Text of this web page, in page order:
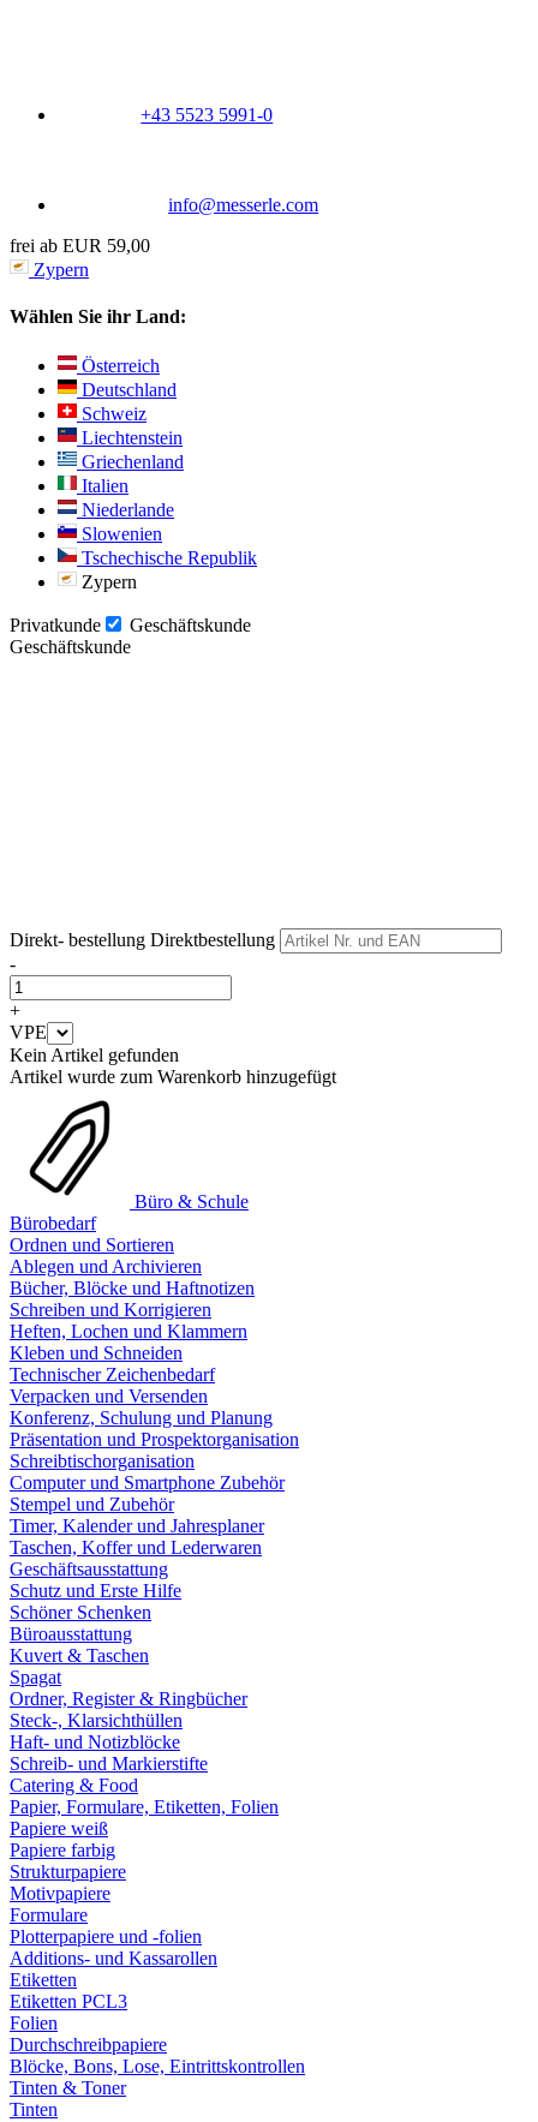
+43 5523 5991-0
info@messerle.com
frei ab EUR 59,00
Zypern
Wählen Sie ihr Land:
Österreich
Deutschland
Schweiz
Liechtenstein
Griechenland
Italien
Niederlande
Slowenien
Tschechische Republik
Zypern
Privatkunde
Geschäftskunde
Geschäftskunde
Direkt- bestellung Direktbestellung
-
+
VPE
Kein Artikel gefunden
Artikel wurde zum Warenkorb hinzugefügt
Büro & Schule
Bürobedarf
Ordnen und Sortieren
Ablegen und Archivieren
Bücher, Blöcke und Haftnotizen
Schreiben und Korrigieren
Heften, Lochen und Klammern
Kleben und Schneiden
Technischer Zeichenbedarf
Verpacken und Versenden
Konferenz, Schulung und Planung
Präsentation und Prospektorganisation
Schreibtischorganisation
Computer und Smartphone Zubehör
Stempel und Zubehör
Timer, Kalender und Jahresplaner
Taschen, Koffer und Lederwaren
Geschäftsausstattung
Schutz und Erste Hilfe
Schöner Schenken
Büroausstattung
Kuvert & Taschen
Spagat
Ordner, Register & Ringbücher
Steck-, Klarsichthüllen
Haft- und Notizblöcke
Schreib- und Markierstifte
Catering & Food
Papier, Formulare, Etiketten, Folien
Papiere weiß
Papiere farbig
Strukturpapiere
Motivpapiere
Formulare
Plotterpapiere und -folien
Additions- und Kassarollen
Etiketten
Etiketten PCL3
Folien
Durchschreibpapiere
Blöcke, Bons, Lose, Eintrittskontrollen
Tinten & Toner
Tinten